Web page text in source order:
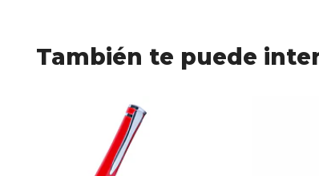
También te puede